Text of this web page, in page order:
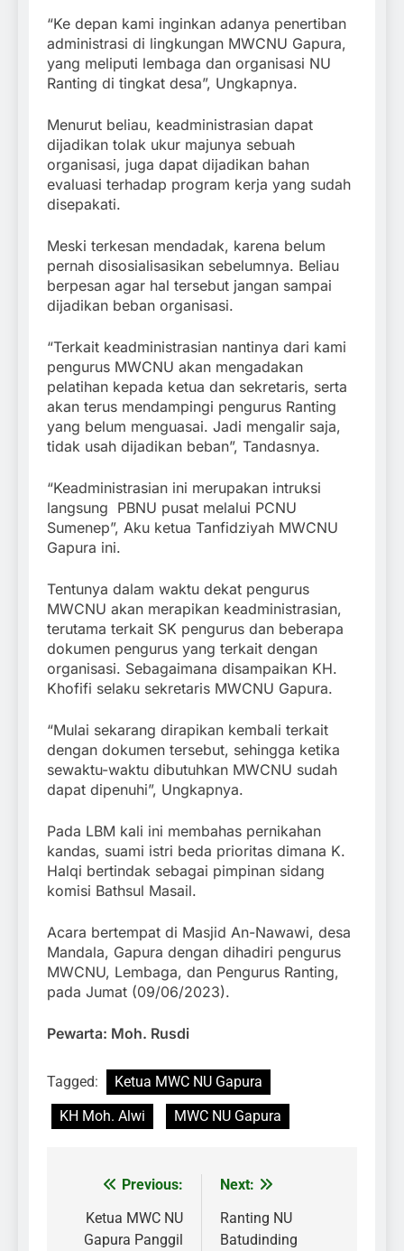
“Ke depan kami inginkan adanya penertiban
administrasi di lingkungan MWCNU Gapura,
yang meliputi lembaga dan organisasi NU
Ranting di tingkat desa”, Ungkapnya.
Menurut beliau, keadministrasian dapat
dijadikan tolak ukur majunya sebuah
organisasi, juga dapat dijadikan bahan
evaluasi terhadap program kerja yang sudah
disepakati.
Meski terkesan mendadak, karena belum
pernah disosialisasikan sebelumnya. Beliau
berpesan agar hal tersebut jangan sampai
dijadikan beban organisasi.
“Terkait keadministrasian nantinya dari kami
pengurus MWCNU akan mengadakan
pelatihan kepada ketua dan sekretaris, serta
akan terus mendampingi pengurus Ranting
yang belum menguasai. Jadi mengalir saja,
tidak usah dijadikan beban”, Tandasnya.
“Keadministrasian ini merupakan intruksi
langsung PBNU pusat melalui PCNU
Sumenep”, Aku ketua Tanfidziyah MWCNU
Gapura ini.
Tentunya dalam waktu dekat pengurus
MWCNU akan merapikan keadministrasian,
terutama terkait SK pengurus dan beberapa
dokumen pengurus yang terkait dengan
organisasi. Sebagaimana disampaikan KH.
Khofifi selaku sekretaris MWCNU Gapura.
“Mulai sekarang dirapikan kembali terkait
dengan dokumen tersebut, sehingga ketika
sewaktu-waktu dibutuhkan MWCNU sudah
dapat dipenuhi”, Ungkapnya.
Pada LBM kali ini membahas pernikahan
kandas, suami istri beda prioritas dimana K.
Halqi bertindak sebagai pimpinan sidang
komisi Bathsul Masail.
Acara bertempat di Masjid An-Nawawi, desa
Mandala, Gapura dengan dihadiri pengurus
MWCNU, Lembaga, dan Pengurus Ranting,
pada Jumat (09/06/2023).
Pewarta: Moh. Rusdi
Tagged:
Ketua MWC NU Gapura
KH Moh. Alwi
MWC NU Gapura
Navigasi
pos
Previous:
Ketua MWC NU
Gapura Panggil
Next:
Ranting NU
Batudinding